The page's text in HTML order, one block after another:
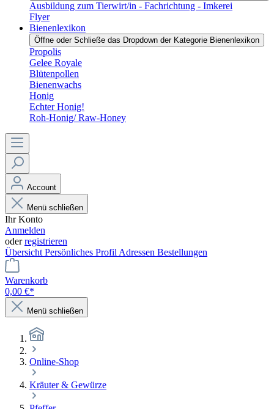
Ausbildung zum Tierwirt/in - Fachrichtung - Imkerei
Flyer
Bienenlexikon
Öffne oder Schließe das Dropdown der Kategorie Bienenlexikon
Propolis
Gelee Royale
Blütenpollen
Bienenwachs
Honig
Echter Honig!
Roh-Honig/ Raw-Honey
Account
Menü schließen
Ihr Konto
Anmelden
oderregistrieren
Übersicht Persönliches Profil Adressen Bestellungen
Warenkorb
0,00 €*
Menü schließen
Online-Shop
Kräuter & Gewürze